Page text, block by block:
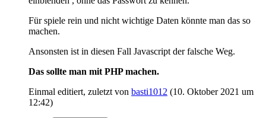
Für spiele rein und nicht wichtige Daten könnte man das so
machen.
Ansonsten ist in diesen Fall Javascript der falsche Weg.
Das sollte man mit PHP machen.
Einmal editiert, zuletzt von basti1012 (10. Oktober 2021 um
12:42)